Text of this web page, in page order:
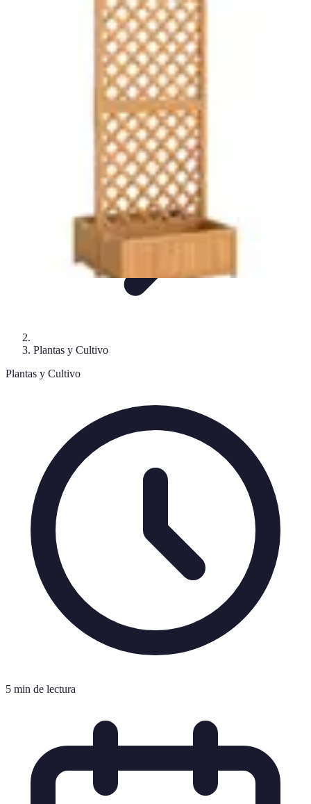
ListiclesJardineríaCuidados de Plantas
Plantas y Cultivo
Plantas y Cultivo
5 min de lectura